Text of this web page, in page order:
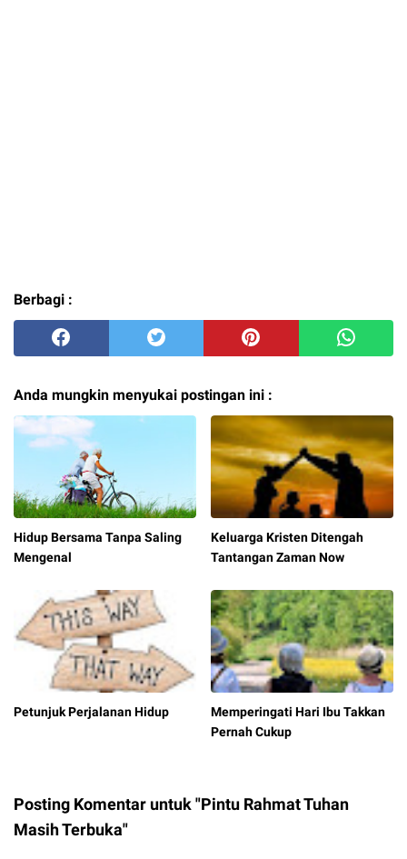
Berbagi :
Anda mungkin menyukai postingan ini :
Hidup Bersama Tanpa Saling
Mengenal
Keluarga Kristen Ditengah
Tantangan Zaman Now
Petunjuk Perjalanan Hidup
Memperingati Hari Ibu Takkan
Pernah Cukup
Posting Komentar untuk "Pintu Rahmat Tuhan
Masih Terbuka"